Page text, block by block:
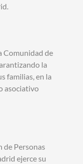
Comunidad de
la
familias, en la
asociativo
de Personas
ejerce su